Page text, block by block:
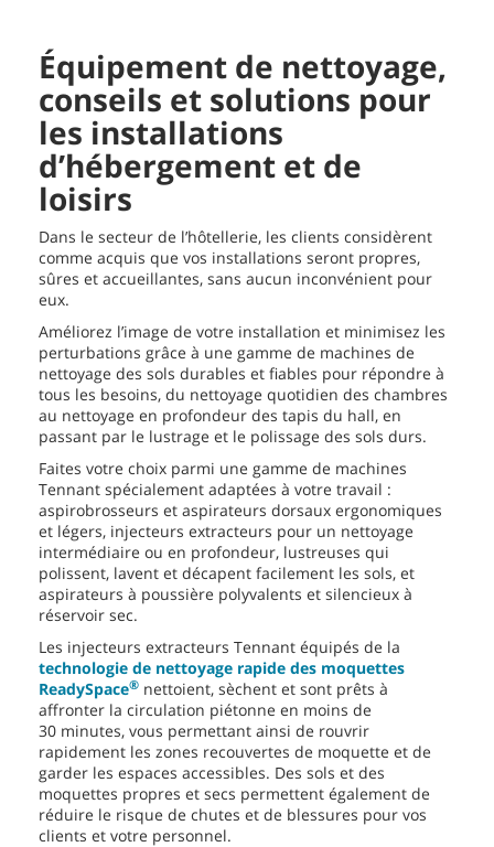
Équipement de nettoyage,
conseils et solutions pour
les installations
d’hébergement et de
loisirs
Dans le secteur de l’hôtellerie, les clients considèrent
comme acquis que vos installations seront propres,
sûres et accueillantes, sans aucun inconvénient pour
eux.
Améliorez l’image de votre installation et minimisez les
perturbations grâce à une gamme de machines de
nettoyage des sols durables et fiables pour répondre à
tous les besoins, du nettoyage quotidien des chambres
au nettoyage en profondeur des tapis du hall, en
passant par le lustrage et le polissage des sols durs.
Faites votre choix parmi une gamme de machines
Tennant spécialement adaptées à votre travail :
aspirobrosseurs et aspirateurs dorsaux ergonomiques
et légers, injecteurs extracteurs pour un nettoyage
intermédiaire ou en profondeur, lustreuses qui
polissent, lavent et décapent facilement les sols, et
aspirateurs à poussière polyvalents et silencieux à
réservoir sec.
Les injecteurs extracteurs Tennant équipés de la
technologie de nettoyage rapide des moquettes
ReadySpace® nettoient, sèchent et sont prêts à
affronter la circulation piétonne en moins de
30 minutes, vous permettant ainsi de rouvrir
rapidement les zones recouvertes de moquette et de
garder les espaces accessibles. Des sols et des
moquettes propres et secs permettent également de
réduire le risque de chutes et de blessures pour vos
clients et votre personnel.